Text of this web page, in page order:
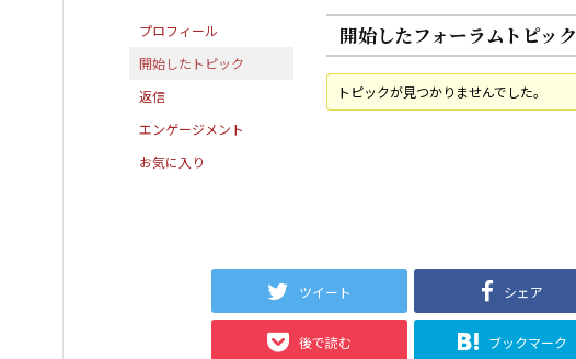
プロフィール
開始したトピック
返信
エンゲージメント
お気に入り
開始したフォーラムトピック
トピックが見つかりませんでした。
ツイート シェア
後で読む ブックマーク